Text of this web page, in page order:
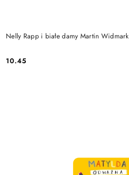
Nelly Rapp i białe damy Martin Widmark
Cena:
10.45